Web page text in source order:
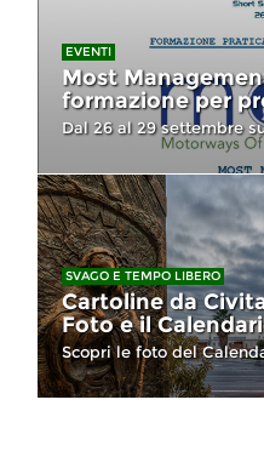
EVENTI
Most
formazione per
Dal 26 al 29 settembre
SVAGO E TEMPO LIBERO
Cartoline da
Foto e il
Scopri le foto del